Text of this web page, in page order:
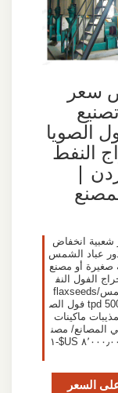
سعر
الصويا
النفط
|
شعبية انخفاض
عباد الشمس
صغيرة أو مصنع
الفول النف
ط/عباد الشمس/flaxseeds
النفط 200-500 tpd فول الص
ماكينات
المصانع/ مصن
ع /الصانع . ٨٬٠٠٠٫٠٠ US$-١
السعر